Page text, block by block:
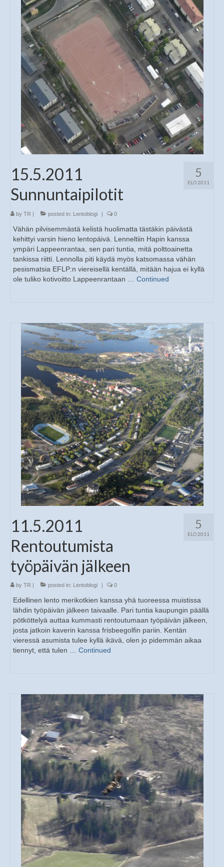
5
ELO 2011
15.5.2011
Sunnuntaipilotit
by TR | posted in: Lentoblogi | 0
Vähän pilvisemmästä kelistä huolimatta tästäkin päivästä
kehittyi varsin hieno lentopäivä. Lenneltiin Hapin kanssa
ympäri Lappeenrantaa, sen pari tuntia, mitä polttoainetta
tankissa riitti. Lennolla piti käydä myös katsomassa vähän
pesismatsia EFLP:n viereisellä kentällä, mitään hajua ei kyllä
ole tuliko kotivoitto Lappeenrantaan … Continued
5
ELO 2011
11.5.2011
Rentoutumista
työpäivän jälkeen
by TR | posted in: Lentoblogi | 0
Edellinen lento merikotkien kanssa yhä tuoreessa muistissa
lähdin työpäivän jälkeen taivaalle. Pari tuntia kaupungin päällä
pötköttelyä auttaa kummasti rentoutumaan työpäivän jälkeen,
josta jatkoin kaverin kanssa frisbeegolfin pariin. Kentän
vieressä asumista tulee kyllä ikävä, olen jo pidemmän aikaa
tiennyt, että tulen … Continued